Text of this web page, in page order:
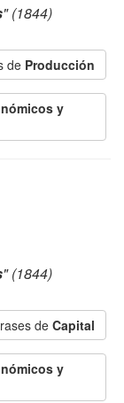
" (1844)
de Producción
y
" (1844)
de Capital
y